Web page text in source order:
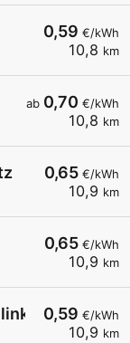
0,59 €/kWh
10,8 km
ab 0,70 €/kWh
10,8 km
0,65 €/kWh
10,9 km
0,65 €/kWh
10,9 km
0,59 €/kWh
10,9 km